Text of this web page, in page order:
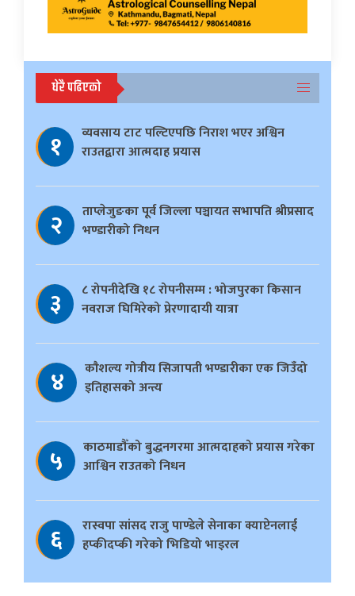
धेरै पढिएको
१
व्यवसाय टाट पल्टिएपछि निराश भएर अश्विन
राउतद्वारा आत्मदाह प्रयास
२
ताप्लेजुङका पूर्व जिल्ला पञ्चायत सभापति श्रीप्रसाद
भण्डारीको निधन
३
८ रोपनीदेखि १८ रोपनीसम्म : भोजपुरका किसान
नवराज घिमिरेको प्रेरणादायी यात्रा
४
काैशल्य गोत्रीय सिजापती भण्डारीका एक जिउँदो
इतिहासको अन्त्य
५
काठमाडौँको बुद्धनगरमा आत्मदाहको प्रयास गरेका
आश्विन राउतको निधन
६
रास्वपा सांसद राजु पाण्डेले सेनाका क्याप्टेनलाई
हप्कीदप्की गरेको भिडियो भाइरल